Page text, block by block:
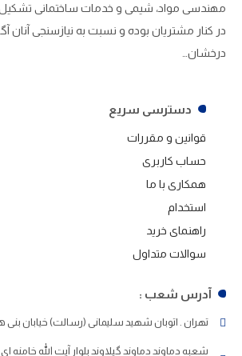
مهندسی مواد، شیمی و خدمات ساختمانی
در کنار مشتریان بوده و نسبت به نیازسنجی آنان
درخشان…
دسترسی سریع
قوانین و مقررات
حساب کاربری
همکاری با ما
استخدام
راهنمای خرید
سوالات متداول
آدرس شعب :
تهران . اتوبان شهید سلیمانی (رسالت) خیابان بنی
شعبه دماوند دماوند گیلاوند بلوار آیت الله خامنه